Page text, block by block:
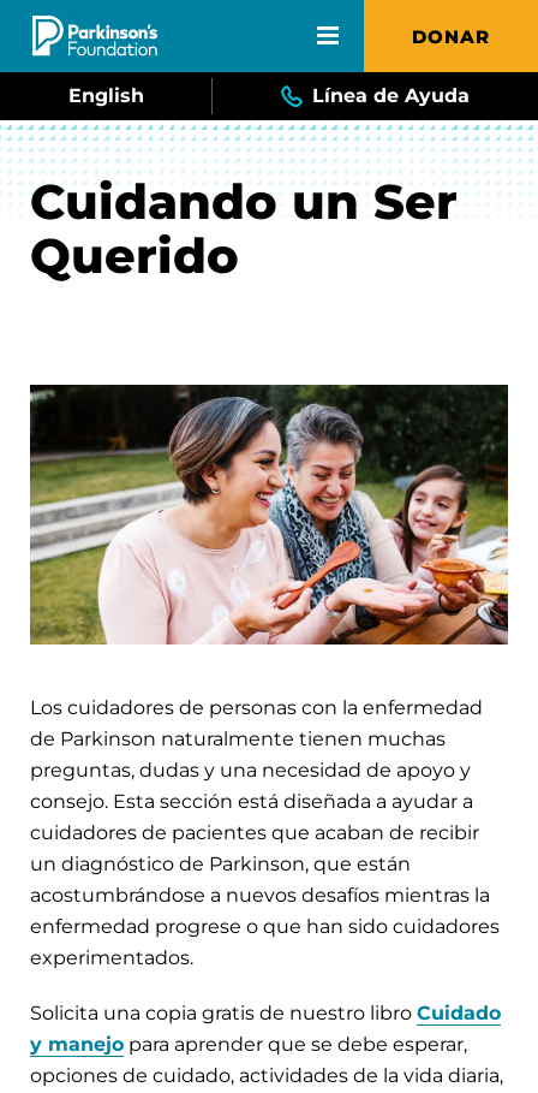
Skip to main content DONAR
English Línea de Ayuda
Cuidando un Ser
Querido
Los cuidadores de personas con la enfermedad
de Parkinson naturalmente tienen muchas
preguntas, dudas y una necesidad de apoyo y
consejo. Esta sección está diseñada a ayudar a
cuidadores de pacientes que acaban de recibir
un diagnóstico de Parkinson, que están
acostumbrándose a nuevos desafíos mientras la
enfermedad progrese o que han sido cuidadores
experimentados.
Solicita una copia gratis de nuestro libro Cuidado
y manejo para aprender que se debe esperar,
opciones de cuidado, actividades de la vida diaria,